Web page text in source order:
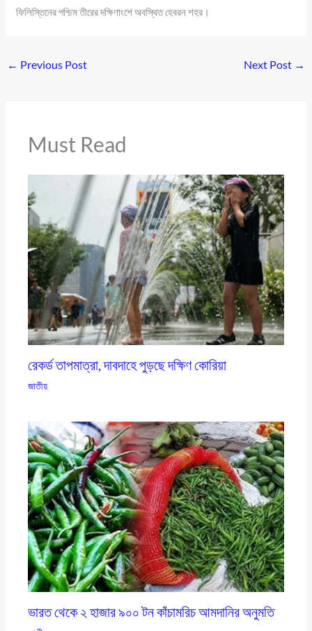
ফিলিস্তিনের পশ্চিম তীরের দক্ষিণাংশে অবস্থিত হেবরন শহর।
← Previous Post Next Post →
Must Read
রেকর্ড তাপমাত্রা, দাবদাহে পুড়ছে দক্ষিণ কোরিয়া
জাতীয়
ভারত থেকে ২ হাজার ৯০০ টন কাঁচামরিচ আমদানির অনুমতি